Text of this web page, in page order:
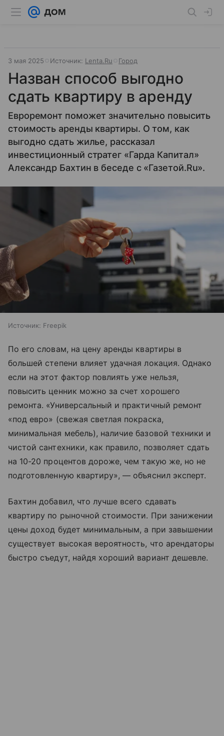
3 мая 2025 Источник: Lenta.Ru Город
Назван способ выгодно
сдать квартиру в аренду
Евроремонт поможет значительно повысить
стоимость аренды квартиры. О том, как
выгодно сдать жилье, рассказал
инвестиционный стратег «Гарда Капитал»
Александр Бахтин в беседе с «Газетой.Ru».
Источник: Freepik
По его словам, на цену аренды квартиры в
большей степени влияет удачная локация. Однако
если на этот фактор повлиять уже нельзя,
повысить ценник можно за счет хорошего
ремонта. «Универсальный и практичный ремонт
«под евро» (свежая светлая покраска,
минимальная мебель), наличие базовой техники и
чистой сантехники, как правило, позволяет сдать
на 10-20 процентов дороже, чем такую же, но не
подготовленную квартиру», — объяснил эксперт.
Бахтин добавил, что лучше всего сдавать
квартиру по рыночной стоимости. При занижении
цены доход будет минимальным, а при завышении
существует высокая вероятность, что арендаторы
быстро съедут, найдя хороший вариант дешевле.